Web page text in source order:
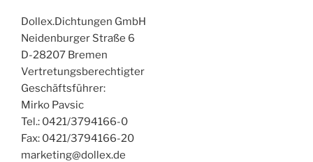
Dollex.Dichtungen GmbH
Neidenburger Straße 6
D-28207 Bremen
Vertretungsberechtigter
Geschäftsführer:
Mirko Pavsic
Tel.: 0421/3794166-0
Fax: 0421/3794166-20
marketing@dollex.de